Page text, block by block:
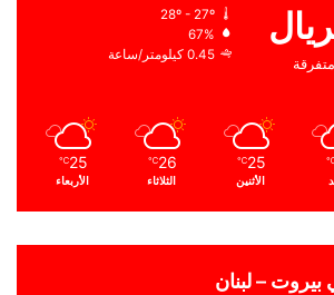
28º - 27º
67%
0.45 كيلومتر/ساعة
25
℃
الأثنين
26
℃
الثلاثاء
25
℃
الأربعاء
– لبنان